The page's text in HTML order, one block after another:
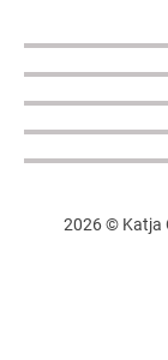
2026 © Katja